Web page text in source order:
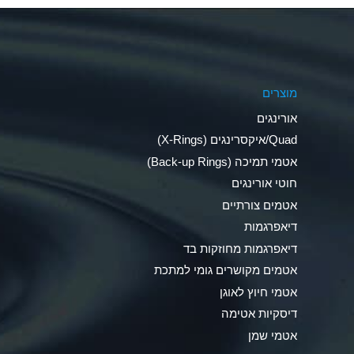
Ammonia Anhydrous
Ammonia Gas (hot)
Ammonium Carbonate (Aqueous)
Ammonium Chloride (Aqueous)
Ammonium Hydroxide (conc.)
Ammonium Nitrate (Aqueous)
Ammonium Nitrite (Aqueous)
מוצרים
אורינגים
Quad/איקסרינגים (X-Rings)
אטמי תמיכה (Back-up Rings)
חוטי אורינגים
אטמים צורתיים
דיאפרגמות
דיאפרגמות מחוזקות בד
אטמים מקושרים גומי למתכת
אטמי חיוץ לאוגן
דיסקיות אטימה
אטמי שמן